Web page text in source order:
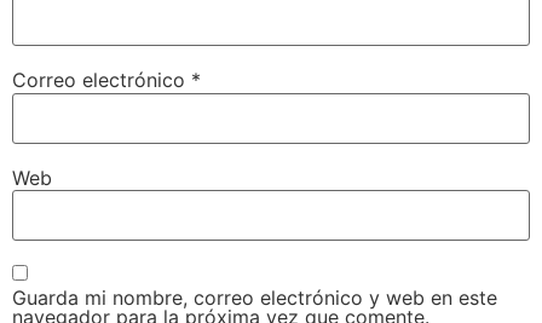
Correo electrónico *
Web
Guarda mi nombre, correo electrónico y web en este
navegador para la próxima vez que comente.